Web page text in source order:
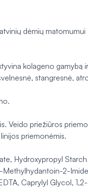
dėmių matomumui
kolageno gamybą
stangresnė,
Veido priežiūros
priemonėmis.
Hydroxypropyl
2-
Caprylyl Glycol,